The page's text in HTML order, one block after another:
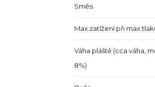
Směs
Max.zatížení při
Váha pláště (cca váha,
8%)